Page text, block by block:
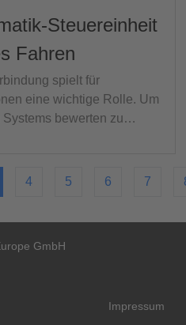
Steuereinheit
Fahren
spielt für
eine wichtige Rolle. Um
Systems bewerten zu…
4 5 6 7
GmbH
Impressum